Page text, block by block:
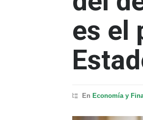
es el
En Economía y